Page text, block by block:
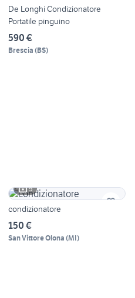
De Longhi Condizionatore
Portatile pinguino
590 €
Brescia (BS)
5
condizionatore
150 €
San Vittore Olona (MI)